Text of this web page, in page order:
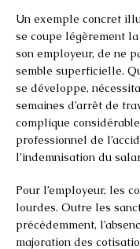
Un exemple concret
se coupe légèrement
son employeur, de ne
semble superficielle.
se développe,
semaines d’arrêt de
complique
professionnel de
l’indemnisation du
Pour l’employeur, les
lourdes. Outre les
précédemment,
majoration des